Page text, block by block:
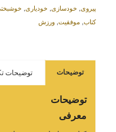
پیروی, خودسازی, خودیاری,
کتاب, موفقیت, ورزش
توضیحات توضیحات
توضیحات
معرفی